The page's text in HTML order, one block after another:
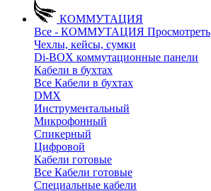
КОММУТАЦИЯ
Все - КОММУТАЦИЯ Просмотреть
Чехлы, кейсы, сумки
Di-BOX коммутационные панели
Кабели в бухтах
Все Кабели в бухтах
DMX
Инструментальный
Микрофонный
Спикерный
Цифровой
Кабели готовые
Все Кабели готовые
Cпециальные кабели